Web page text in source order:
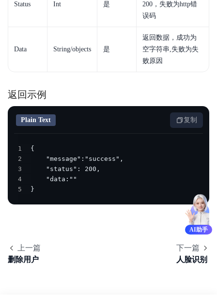
Status Int 是
200，失败为http错
误码
Data String/objects 是
返回数据，成功为
空字符串,失败为失
败原因
返回示例
Plain Text 复制
1
2
3
4
5
}
上一篇
删除用户
下一篇
人脸识别
AI助手